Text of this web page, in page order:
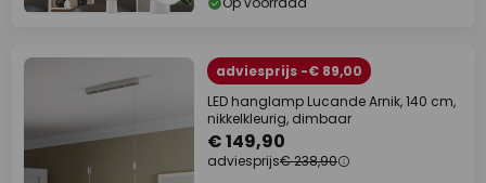
adviesprijs -€ 89,00
LED hanglamp Lucande Arnik, 140 cm,
nikkelkleurig, dimbaar
€ 149,90
adviesprijs€ 238,90